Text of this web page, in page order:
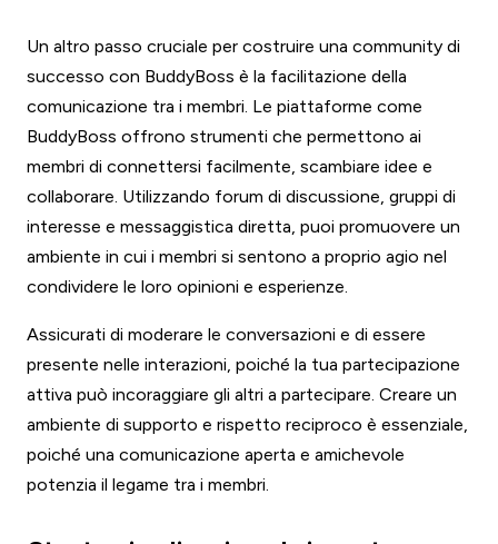
Un altro passo cruciale per costruire una community di
successo con BuddyBoss è la facilitazione della
comunicazione tra i membri. Le piattaforme come
BuddyBoss offrono strumenti che permettono ai
membri di connettersi facilmente, scambiare idee e
collaborare. Utilizzando forum di discussione, gruppi di
interesse e messaggistica diretta, puoi promuovere un
ambiente in cui i membri si sentono a proprio agio nel
condividere le loro opinioni e esperienze.
Assicurati di moderare le conversazioni e di essere
presente nelle interazioni, poiché la tua partecipazione
attiva può incoraggiare gli altri a partecipare. Creare un
ambiente di supporto e rispetto reciproco è essenziale,
poiché una comunicazione aperta e amichevole
potenzia il legame tra i membri.